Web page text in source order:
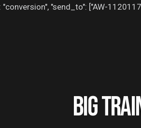
"conversion", "send_to": ["AW-
BIG